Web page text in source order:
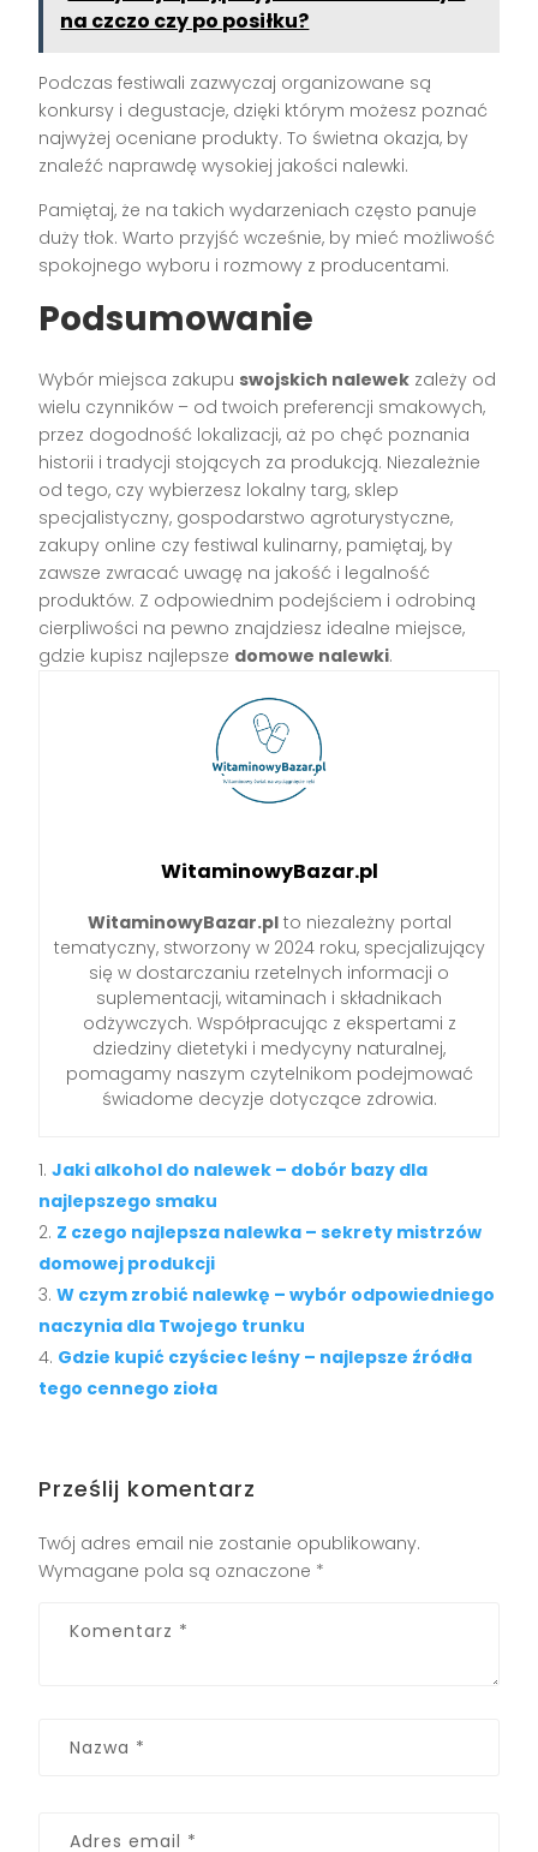
na czczo czy po posiłku?
Podczas festiwali zazwyczaj organizowane są
konkursy i degustacje, dzięki którym możesz poznać
najwyżej oceniane produkty. To świetna okazja, by
znaleźć naprawdę wysokiej jakości nalewki.
Pamiętaj, że na takich wydarzeniach często panuje
duży tłok. Warto przyjść wcześnie, by mieć możliwość
spokojnego wyboru i rozmowy z producentami.
Podsumowanie
Wybór miejsca zakupu swojskich nalewek zależy od
wielu czynników – od twoich preferencji smakowych,
przez dogodność lokalizacji, aż po chęć poznania
historii i tradycji stojących za produkcją. Niezależnie
od tego, czy wybierzesz lokalny targ, sklep
specjalistyczny, gospodarstwo agroturystyczne,
zakupy online czy festiwal kulinarny, pamiętaj, by
zawsze zwracać uwagę na jakość i legalność
produktów. Z odpowiednim podejściem i odrobiną
cierpliwości na pewno znajdziesz idealne miejsce,
gdzie kupisz najlepsze domowe nalewki.
WitaminowyBazar.pl
WitaminowyBazar.plto niezależny portal
tematyczny, stworzony w 2024 roku, specjalizujący
się w dostarczaniu rzetelnych informacji o
suplementacji, witaminach i składnikach
odżywczych. Współpracując z ekspertami z
dziedziny dietetyki i medycyny naturalnej,
pomagamy naszym czytelnikom podejmować
świadome decyzje dotyczące zdrowia.
Jaki alkohol do nalewek – dobór bazy dla
najlepszego smaku
Z czego najlepsza nalewka – sekrety mistrzów
domowej produkcji
W czym zrobić nalewkę – wybór odpowiedniego
naczynia dla Twojego trunku
Gdzie kupić czyściec leśny – najlepsze źródła
tego cennego zioła
Prześlij komentarz
Twój adres email nie zostanie opublikowany.
Wymagane pola są oznaczone *